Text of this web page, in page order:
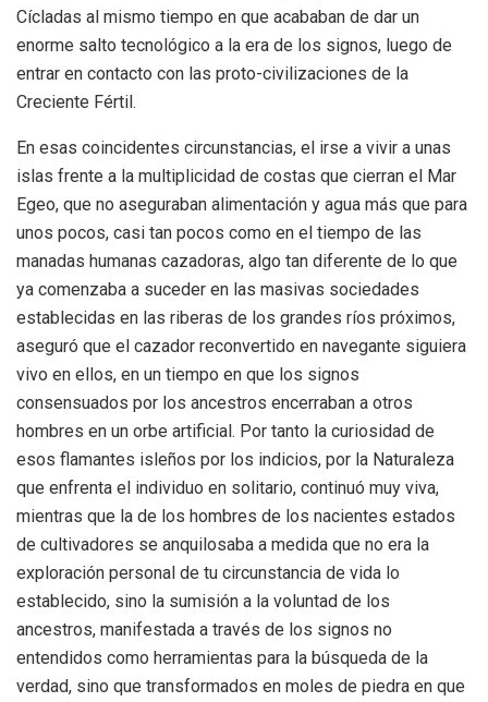
Cícladas al mismo tiempo en que acababan de dar un
enorme salto tecnológico a la era de los signos, luego de
entrar en contacto con las proto-civilizaciones de la
Creciente Fértil.
En esas coincidentes circunstancias, el irse a vivir a unas
islas frente a la multiplicidad de costas que cierran el Mar
Egeo, que no aseguraban alimentación y agua más que para
unos pocos, casi tan pocos como en el tiempo de las
manadas humanas cazadoras, algo tan diferente de lo que
ya comenzaba a suceder en las masivas sociedades
establecidas en las riberas de los grandes ríos próximos,
aseguró que el cazador reconvertido en navegante siguiera
vivo en ellos, en un tiempo en que los signos
consensuados por los ancestros encerraban a otros
hombres en un orbe artificial. Por tanto la curiosidad de
esos flamantes isleños por los indicios, por la Naturaleza
que enfrenta el individuo en solitario, continuó muy viva,
mientras que la de los hombres de los nacientes estados
de cultivadores se anquilosaba a medida que no era la
exploración personal de tu circunstancia de vida lo
establecido, sino la sumisión a la voluntad de los
ancestros, manifestada a través de los signos no
entendidos como herramientas para la búsqueda de la
verdad, sino que transformados en moles de piedra en que